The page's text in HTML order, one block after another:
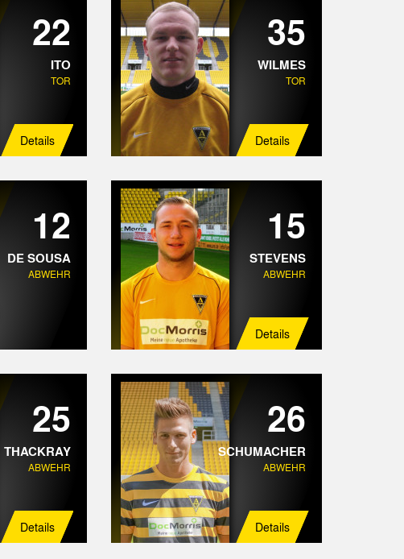
22
ITO
TOR
Details
35
WILMES
TOR
Details
12
DE SOUSA
ABWEHR
15
STEVENS
ABWEHR
Details
25
THACKRAY
ABWEHR
Details
26
SCHUMACHER
ABWEHR
Details